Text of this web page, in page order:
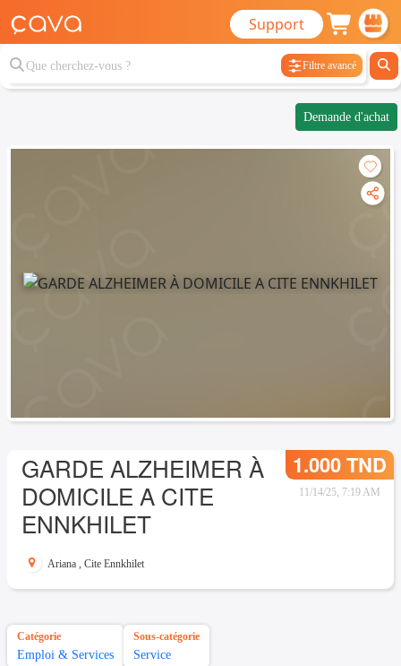
Support
Filtre avancé
Demande d'achat
GARDE ALZHEIMER À
DOMICILE A CITE
ENNKHILET
1.000 TND
11/14/25, 7:19 AM
Ariana , Cite Ennkhilet
Catégorie
Emploi & Services
Sous-catégorie
Service